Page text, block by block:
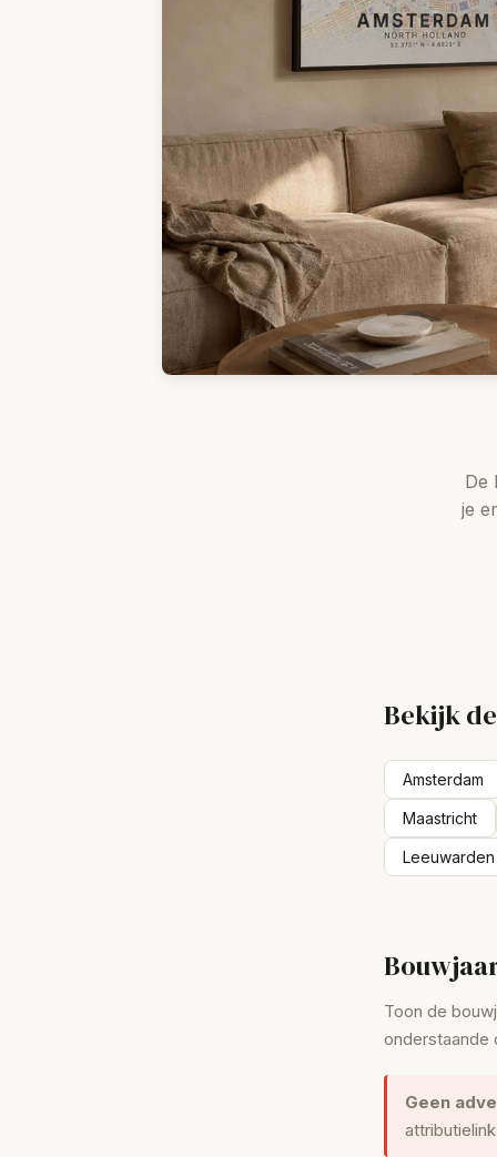
De
je
Bekijk
Amsterdam
Maastricht
Leeuwarden
Toon de
onderstaande
Geen